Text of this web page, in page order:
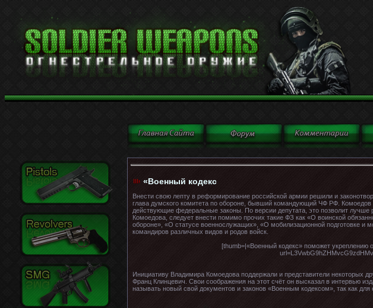
«Военный кодекс
Внести свою лепту в реформирование российской армии решили и
глава думского комитета по обороне, бывший командующий ЧФ РФ.
действующие федеральные законы. По версии депутата, это позволит
Комоедова, следует внести помимо прочих такие ФЗ как «О воинской
обороне», «О статусе военнослужащих», «О мобилизационной подготовке и
командиров различных видов и родов войск.
[thumb=|«Военный кодекс» поможет укреплению
Инициативу Владимира Комоедова поддержали и представители некоторых
Франц Клинцевич. Свои соображения на этот счёт он высказал в интервью
называть новый свой документов и законов «Военным кодексом», так как